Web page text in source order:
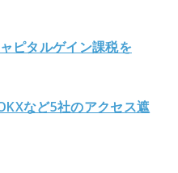
ピタルゲイン課税を
など5社のアクセス遮